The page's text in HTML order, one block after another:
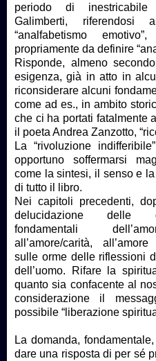
periodo di
Galimberti,
“analfabetismo
propriamente da definire
Risponde, almeno
esigenza, già in atto in
riconsiderare alcuni
come ad es., in ambito
che ci ha portati fatalmente
il poeta Andrea Zanzotto,
La “rivoluzione
opportuno soffermarsi
come la sintesi, il senso e
di tutto il libro.
Nei capitoli precedenti,
delucidazione delle
fondamentali
all’amore/carità,
sulle orme delle riflessioni
dell’uomo. Rifare la
quanto sia confacente al
considerazione il
possibile “liberazione
La domanda,
dare una risposta di per sé